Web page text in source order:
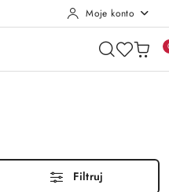
Moje konto
Filtruj